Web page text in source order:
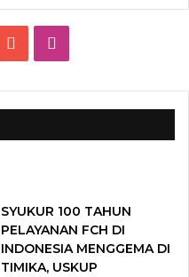
u
b
e
s
g
r
SYUKUR 100 TAHUN
PELAYANAN FCH DI
INDONESIA MENGGEMA DI
TIMIKA, USKUP